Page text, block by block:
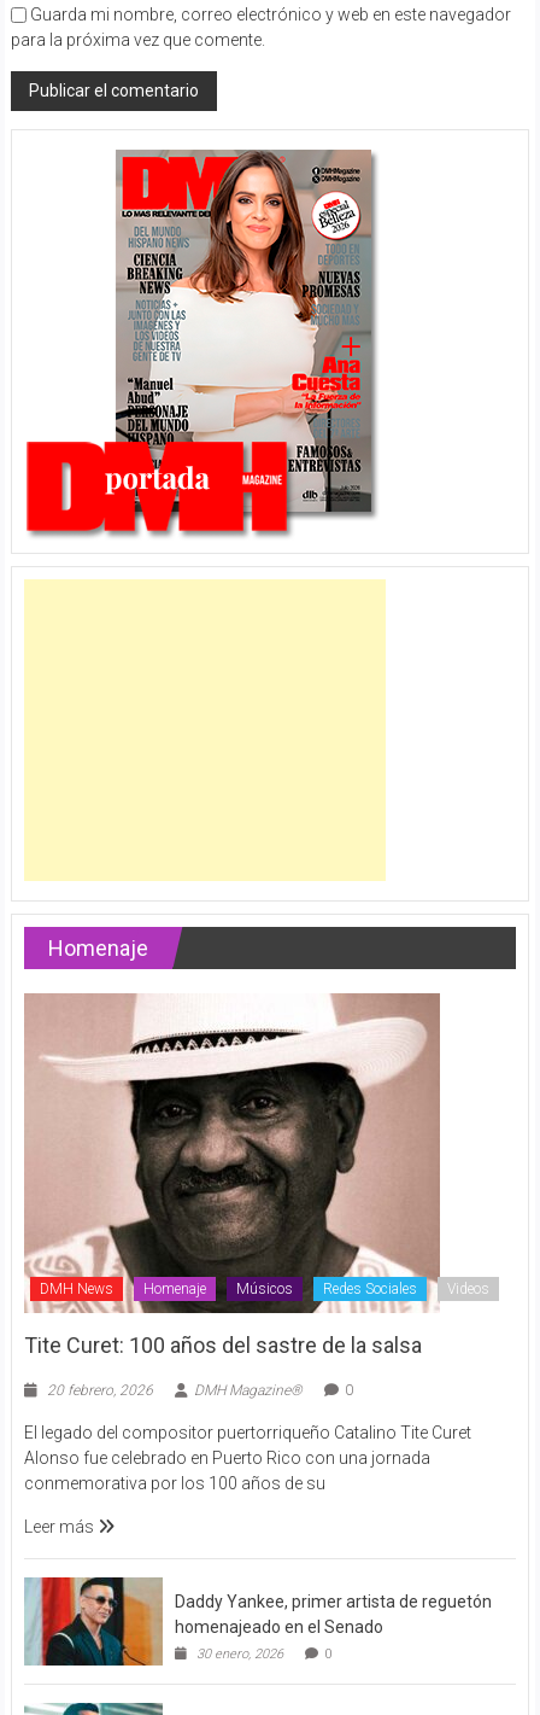
Guarda mi nombre, correo electrónico y web en este navegador
para la próxima vez que comente.
Homenaje
DMH News Homenaje Músicos Redes Sociales Videos
Tite Curet: 100 años del sastre de la salsa
20 febrero, 2026 DMH Magazine® 0
El legado del compositor puertorriqueño Catalino Tite Curet
Alonso fue celebrado en Puerto Rico con una jornada
conmemorativa por los 100 años de su
Leer más
Daddy Yankee, primer artista de reguetón
homenajeado en el Senado
30 enero, 2026 0